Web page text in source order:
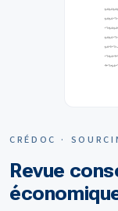
CRÉDOC ·
Revue